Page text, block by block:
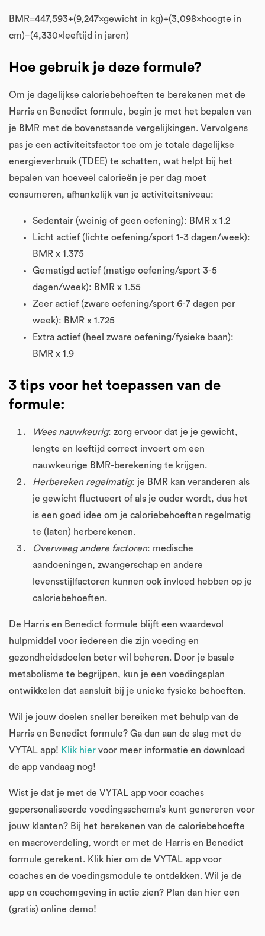
BMR=447,593+(9,247×gewicht in kg)+(3,098×hoogte in
cm)−(4,330×leeftijd in jaren)
Hoe gebruik je deze formule?
Om je dagelijkse caloriebehoeften te berekenen met de
Harris en Benedict formule, begin je met het bepalen van
je BMR met de bovenstaande vergelijkingen. Vervolgens
pas je een activiteitsfactor toe om je totale dagelijkse
energieverbruik (TDEE) te schatten, wat helpt bij het
bepalen van hoeveel calorieën je per dag moet
consumeren, afhankelijk van je activiteitsniveau:
Sedentair (weinig of geen oefening): BMR x 1.2
Licht actief (lichte oefening/sport 1-3 dagen/week):
BMR x 1.375
Gematigd actief (matige oefening/sport 3-5
dagen/week): BMR x 1.55
Zeer actief (zware oefening/sport 6-7 dagen per
week): BMR x 1.725
Extra actief (heel zware oefening/fysieke baan):
BMR x 1.9
3 tips voor het toepassen van de
formule:
Wees nauwkeurig: zorg ervoor dat je je gewicht,
lengte en leeftijd correct invoert om een
nauwkeurige BMR-berekening te krijgen.
Herbereken regelmatig: je BMR kan veranderen als
je gewicht fluctueert of als je ouder wordt, dus het
is een goed idee om je caloriebehoeften regelmatig
te (laten) herberekenen.
Overweeg andere factoren: medische
aandoeningen, zwangerschap en andere
levensstijlfactoren kunnen ook invloed hebben op je
caloriebehoeften.
De Harris en Benedict formule blijft een waardevol
hulpmiddel voor iedereen die zijn voeding en
gezondheidsdoelen beter wil beheren. Door je basale
metabolisme te begrijpen, kun je een voedingsplan
ontwikkelen dat aansluit bij je unieke fysieke behoeften.
Wil je jouw doelen sneller bereiken met behulp van de
Harris en Benedict formule? Ga dan aan de slag met de
VYTAL app! Klik hier voor meer informatie en download
de app vandaag nog!
Wist je dat je met de VYTAL app voor coaches
gepersonaliseerde voedingsschema’s kunt genereren voor
jouw klanten? Bij het berekenen van de caloriebehoefte
en macroverdeling, wordt er met de Harris en Benedict
formule gerekent. Klik hier om de VYTAL app voor
coaches en de voedingsmodule te ontdekken. Wil je de
app en coachomgeving in actie zien? Plan dan hier een
(gratis) online demo!